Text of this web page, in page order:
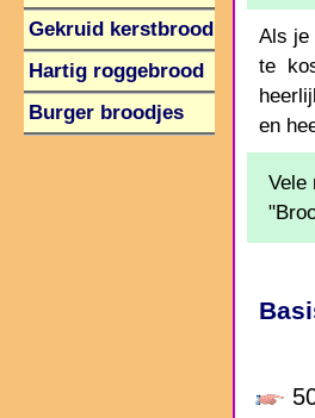
Als je
te
en
Vele
Gekruid kerstbrood
Hartig roggebrood
Burger broodjes